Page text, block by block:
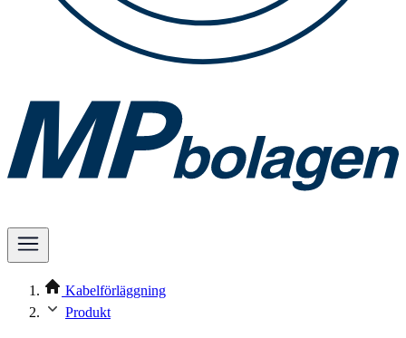
Kabelförläggning
Produkt